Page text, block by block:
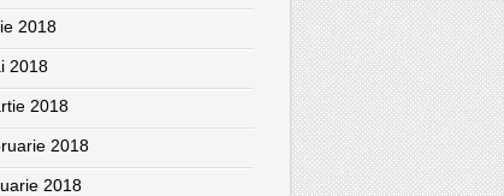
2018
2018
2018
2018
2018